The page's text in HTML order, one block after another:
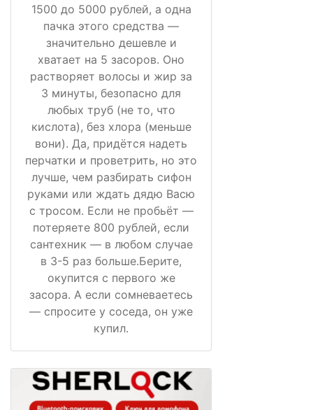
1500 до 5000 рублей, а одна
пачка этого средства —
значительно дешевле и
хватает на 5 засоров. Оно
растворяет волосы и жир за
3 минуты, безопасно для
любых труб (не то, что
кислота), без хлора (меньше
вони). Да, придётся надеть
перчатки и проветрить, но это
лучше, чем разбирать сифон
руками или ждать дядю Васю
с тросом. Если не пробьёт —
потеряете 800 рублей, если
сантехник — в любом случае
в 3-5 раз больше.Берите,
окупится с первого же
засора. А если сомневаетесь
— спросите у соседа, он уже
купил.